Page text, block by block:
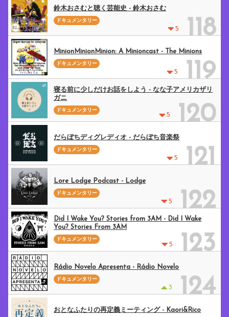
5 118
鈴木おさむと聴く芸能史 - 鈴木おさむ
ドキュメンタリー
5 119
MinionMinionMinion: A Minioncast - The Minions
ドキュメンタリー
5 120
寝る前に少しだけお話をしよう - なな子アメリカザリ
ガニ
ドキュメンタリー
5 121
だらぼちディグレディオ - だらぼち音楽祭
ドキュメンタリー
5 122
Lore Lodge Podcast - Lodge
ドキュメンタリー
5 123
Did I Wake You? Stories from 3AM - Did I Wake
You? Stories From 3AM
ドキュメンタリー
3 124
Rádio Novelo Apresenta - Rádio Novelo
ドキュメンタリー
おとなふたりの再定義ミーティング - Kaori&Rico